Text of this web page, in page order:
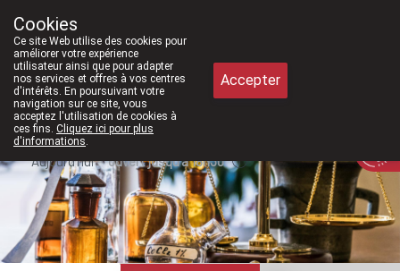
Aujourd'hui ouvert jusqu'à 18h30
Cookies
Ce site Web utilise des cookies pour
améliorer votre expérience
utilisateur ainsi que pour adapter
nos services et offres à vos centres
d'intérêts. En poursuivant votre
navigation sur ce site, vous
acceptez l'utilisation de cookies à
ces fins. Cliquez ici pour plus
d'informations.
Accepter